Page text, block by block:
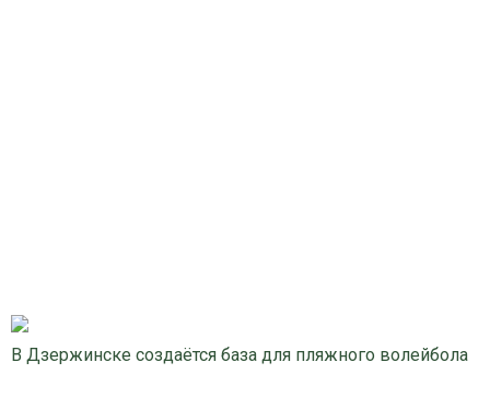
В Дзержинске создаётся база для пляжного волейбола